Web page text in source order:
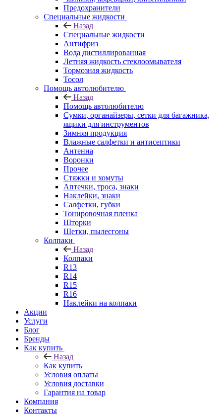
Предохранители
Специальные жидкости
Назад
Специальные жидкости
Антифриз
Вода дистиллированная
Летняя жидкость стеклоомывателя
Тормозная жидкость
Тосол
Помощь автолюбителю
Назад
Помощь автолюбителю
Сумки, органайзеры, сетки для багажника,
ящики для инструментов
Зимняя продукция
Влажные салфетки и антисептики
Антенна
Воронки
Прочее
Стяжки и хомуты
Аптечки, троса, знаки
Наклейки, знаки
Салфетки, губки
Тонировочная пленка
Шторки
Щетки, пылесгоны
Колпаки
Назад
Колпаки
R13
R14
R15
R16
Наклейки на колпаки
Акции
Услуги
Блог
Бренды
Как купить
Назад
Как купить
Условия оплаты
Условия доставки
Гарантия на товар
Компания
Контакты